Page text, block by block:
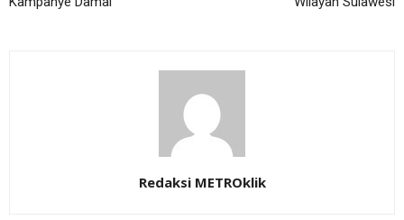
Redaksi METROklik